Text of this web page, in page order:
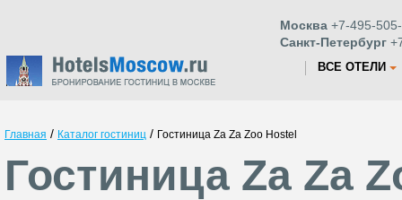
Москва +7-495-
Санкт-Петербург
ВСЕ ОТЕЛИ
Главная / Каталог гостиниц / Гостиница Za Za Zoo Hostel
Гостиница Za Za